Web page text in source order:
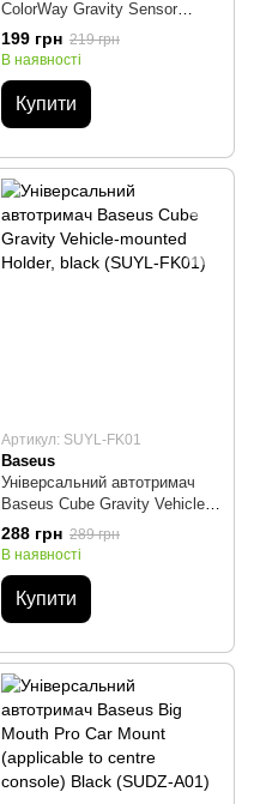
ColorWay Gravity Sensor
Holder Black (CW-CHG11-BK)
199 грн 219 грн
В наявності
Купити
Артикул: SUYL-FK01
Baseus
Універсальний автотримач
Baseus Cube Gravity Vehicle-
mounted Holder, black (SUYL-
FK01)
288 грн 289 грн
В наявності
Купити